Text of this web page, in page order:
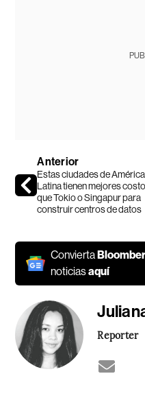
Anterior
Estas ciudades de América
Latina tienen mejores
que Tokio o Singapur para
construir centros de datos
Convierta
noticiasaquí
Reporter